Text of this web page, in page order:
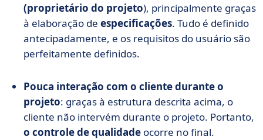
(proprietário do projeto), principalmente graças
à elaboração de especificações. Tudo é definido
antecipadamente, e os requisitos do usuário são
perfeitamente definidos.
Pouca interação com o cliente durante o
projeto: graças à estrutura descrita acima, o
cliente não intervém durante o projeto. Portanto,
o controle de qualidade ocorre no final.